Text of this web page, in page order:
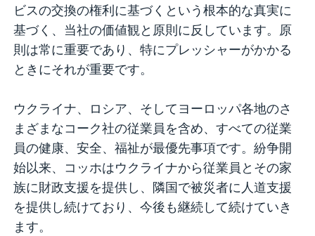
ビスの交換の権利に基づくという根本的な真実に
基づく、当社の価値観と原則に反しています。原
則は常に重要であり、特にプレッシャーがかかる
ときにそれが重要です。
ウクライナ、ロシア、そしてヨーロッパ各地のさ
まざまなコーク社の従業員を含め、すべての従業
員の健康、安全、福祉が最優先事項です。紛争開
始以来、コッホはウクライナから従業員とその家
族に財政支援を提供し、隣国で被災者に人道支援
を提供し続けており、今後も継続して続けていき
ます。